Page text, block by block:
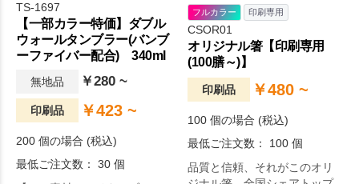
TS-1697
【一部カラー特価】ダブル
ウォールタンブラー(バンブ
ーファイバー配合) 340ml
無地品 ￥280 ~
印刷品 ￥423 ~
200 個の場合 (税込)
最低ご注文数： 30 個
フルカラー 印刷専用
CSOR01
オリジナル箸【印刷専用
(100膳～)】
印刷品 ￥480 ~
100 個の場合 (税込)
最低ご注文数： 100 個
品質と信頼、それがこのオリ